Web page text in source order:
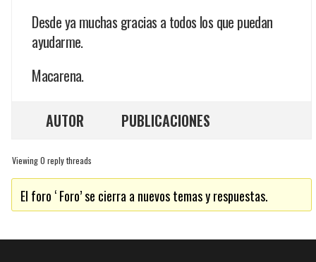
Desde ya muchas gracias a todos los que puedan
ayudarme.
Macarena.
AUTOR PUBLICACIONES
Viewing 0 reply threads
El foro ‘ Foro’ se cierra a nuevos temas y respuestas.